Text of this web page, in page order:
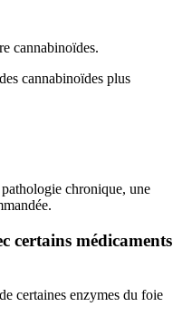
cannabinoïdes.
cannabinoïdes plus
chronique, une
certains médicaments
certaines enzymes du foie